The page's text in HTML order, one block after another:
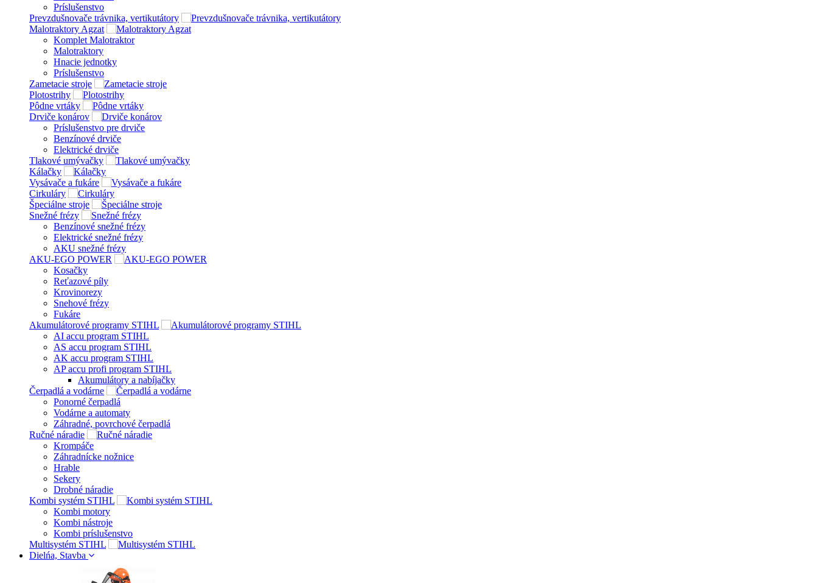
Príslušenstvo
Prevzdušnovače trávnika, vertikutátory
Malotraktory Agzat
Komplet Malotraktor
Malotraktory
Hnacie jednotky
Príslušenstvo
Zametacie stroje
Plotostrihy
Pôdne vrtáky
Drviče konárov
Príslušenstvo pre drviče
Benzínové drviče
Elektrické drviče
Tlakové umývačky
Kálačky
Vysávače a fukáre
Cirkuláry
Špeciálne stroje
Snežné frézy
Benzínové snežné frézy
Elektrické snežné frézy
AKU snežné frézy
AKU-EGO POWER
Kosačky
Reťazové píly
Krovinorezy
Snehové frézy
Fukáre
Akumulátorové programy STIHL
AI accu program STIHL
AS accu program STIHL
AK accu program STIHL
AP accu profi program STIHL
Akumulátory a nabíjačky
Čerpadlá a vodárne
Ponorné čerpadlá
Vodárne a automaty
Záhradné, povrchové čerpadlá
Ručné náradie
Krompáče
Záhradnícke nožnice
Hrable
Sekery
Drobné náradie
Kombi systém STIHL
Kombi motory
Kombi nástroje
Kombi príslušenstvo
Multisystém STIHL
Dielńa, Stavba